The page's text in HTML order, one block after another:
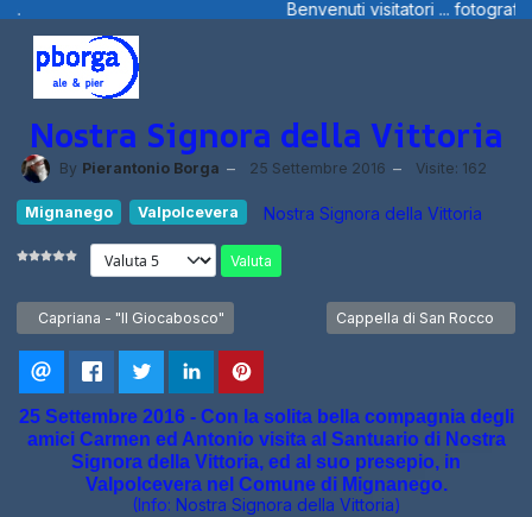
Benvenuti visitatori ... fotografie, filmini e ... dal Trentino,
Nostra Signora della Vittoria
By Pierantonio Borga 25 Settembre 2016 Visite: 162
Mignanego Valpolcevera
Nostra Signora della Vittoria
Valuta
Articolo precedente: Capriana - "Il Giocabosco"
Capriana - "Il Giocabosco" Articolo successivo:
Cappella di San Rocco
25 Settembre 2016 - Con la solita bella compagnia degli
amici Carmen ed Antonio visita al Santuario di Nostra
Signora della Vittoria, ed al suo presepio, in
Valpolcevera nel Comune di Mignanego.
(Info: Nostra Signora della Vittoria)